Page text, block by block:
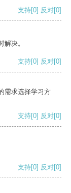
支持[0] 反对[0]
决。
支持[0] 反对[0]
需求选择学习方
支持[0] 反对[0]
支持[0] 反对[0]